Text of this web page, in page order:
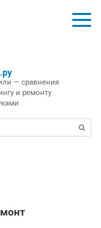
— сравнения
и ремонту